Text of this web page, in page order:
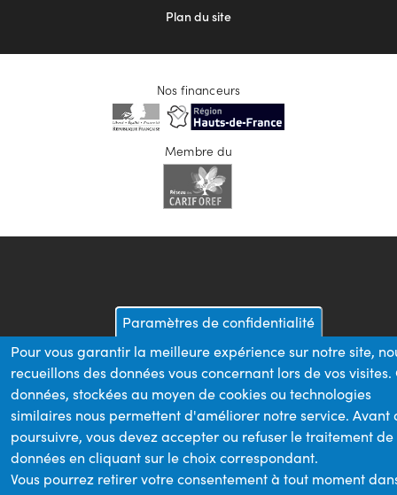
Plan du site
Nos financeurs
Membre du
Paramètres de confidentialité
Pour vous garantir la meilleure expérience sur notre site,
recueillons des données vous concernant lors de vos visites.
données, stockées au moyen de cookies ou technologies
similaires nous permettent d'améliorer notre service. Avant
poursuivre, vous devez accepter ou refuser le traitement de
données en cliquant sur le choix correspondant.
Vous pourrez retirer votre consentement à tout moment